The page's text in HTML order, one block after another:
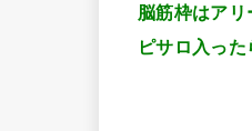
脳筋枠はア
ピサロ入っ